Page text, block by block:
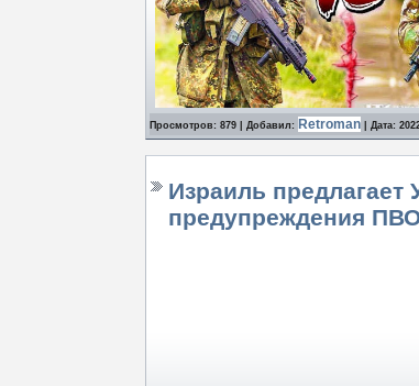
Просмотров: 879 | Добавил: Retroman | Дата:
Израиль
предупреждения